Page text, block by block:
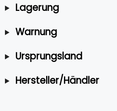
Lagerung
Warnung
Ursprungsland
Hersteller/Händler